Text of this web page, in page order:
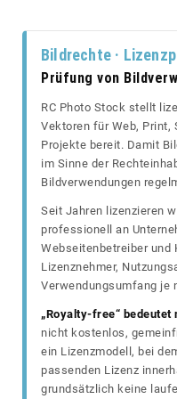
Bildrechte ·
Prüfung von
RC Photo Stock stellt
Vektoren für Web, Print,
Projekte bereit. Damit
im Sinne der
Bildverwendungen
Seit Jahren lizenzieren
professionell an
Webseitenbetreiber und
Lizenznehmer,
Verwendungsumfang je
„Royalty-free“
nicht kostenlos,
ein Lizenzmodell, bei
passenden Lizenz
grundsätzlich keine